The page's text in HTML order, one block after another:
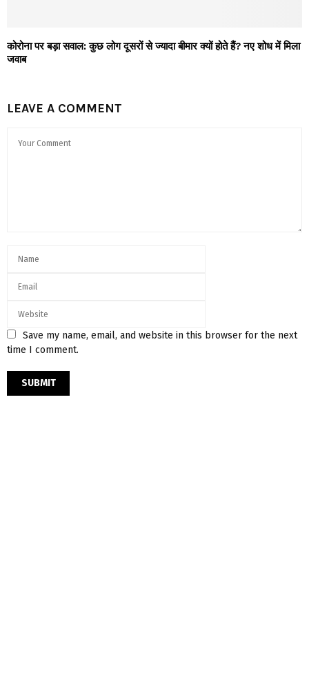
कोरोना पर बड़ा सवाल: कुछ लोग दूसरों से ज्यादा बीमार क्यों होते हैं? नए शोध में मिला
जवाब
LEAVE A COMMENT
Save my name, email, and website in this browser for the next
time I comment.